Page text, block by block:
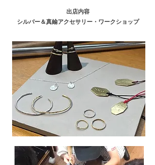
出店内容
シルバー＆真鍮アクセサリー・ワークショップ